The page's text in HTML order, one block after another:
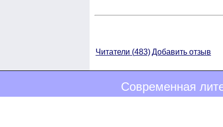
Читатели (483)Добавить отзыв
Современная